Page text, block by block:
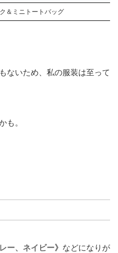
＆ミニトートバッグ
ないため、私の服装は至って
も。
ー、ネイビー》 などになりが